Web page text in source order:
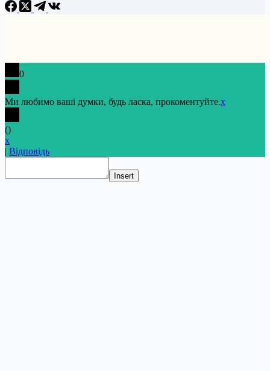
0
Ми любимо ваші думки, будь ласка, прокоментуйте.x
()
x
| Відповідь
Insert